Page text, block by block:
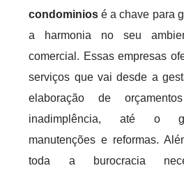
condominios é a chave para
a harmonia no seu
comercial. Essas empresas
serviços que vai desde a
elaboração de
inadimplência, até o
manutenções e reformas.
toda a burocracia